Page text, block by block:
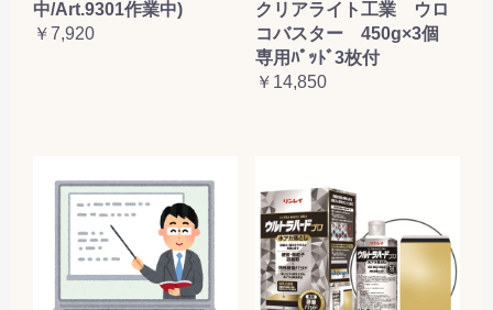
中/Art.9301作業中)
￥7,920
クリアライト工業 ウロ
コバスター 450g×3個
専用ﾊﾟｯﾄﾞ3枚付
￥14,850